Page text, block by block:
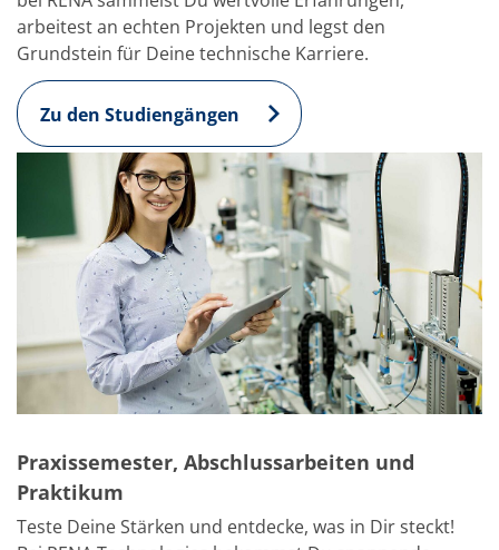
arbeitest an echten Projekten und legst den
Grundstein für Deine technische Karriere.
Zu den Studiengängen
Praxissemester, Abschlussarbeiten und
Praktikum
Teste Deine Stärken und entdecke, was in Dir steckt!